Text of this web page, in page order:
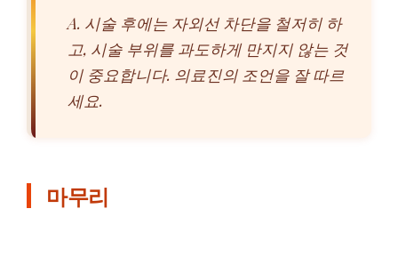
A. 시술 후에는 자외선 차단을 철저히 하
고, 시술 부위를 과도하게 만지지 않는 것
이 중요합니다. 의료진의 조언을 잘 따르
세요.
마무리